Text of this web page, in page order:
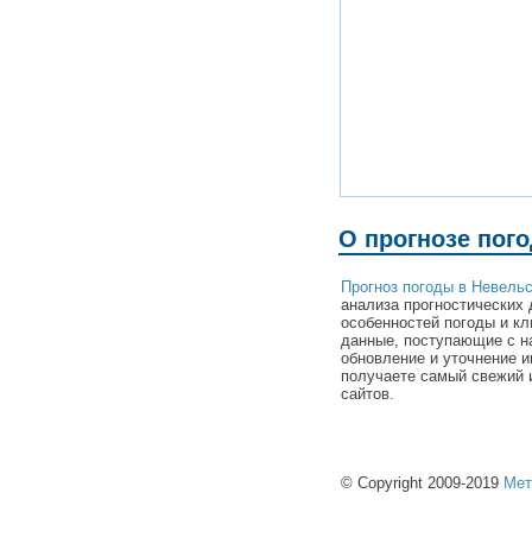
О прогнозе
Прогноз погоды в
анализа
особенностей погоды и
данные, поступающие с
обновление и уточнение
получаете самый свежий
сайтов.
© Copyright 2009-2019